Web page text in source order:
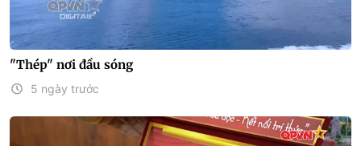
"Thép" nơi đầu sóng
5 ngày trước